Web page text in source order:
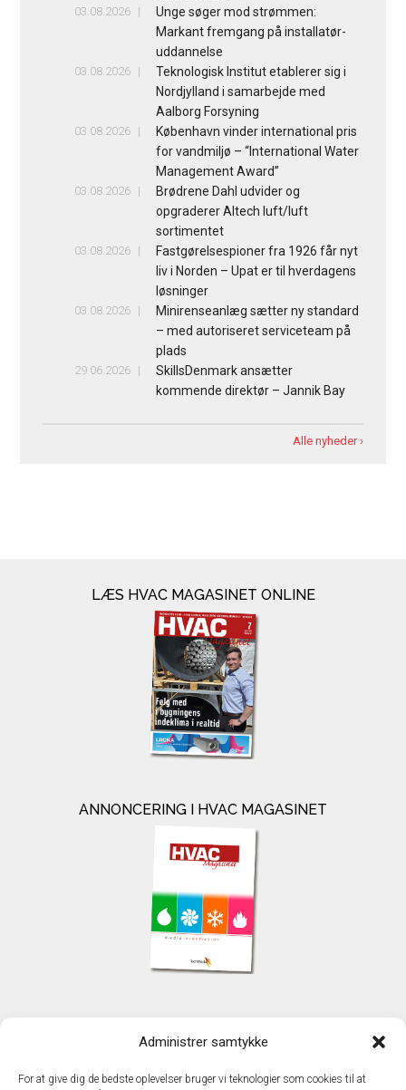
Administrer samtykke
For at give dig de bedste oplevelser bruger vi teknologier som cookies til at
03.08.2026
Unge søger mod strømmen:
Markant fremgang på installatør-
uddannelse
03.08.2026
Teknologisk Institut etablerer sig i
Nordjylland i samarbejde med
Aalborg Forsyning
03.08.2026
København vinder international pris
for vandmiljø – “International Water
Management Award”
03.08.2026
Brødrene Dahl udvider og
opgraderer Altech luft/luft
sortimentet
03.08.2026
Fastgørelsespioner fra 1926 får nyt
liv i Norden – Upat er til hverdagens
løsninger
03.08.2026
Minirenseanlæg sætter ny standard
– med autoriseret serviceteam på
plads
29.06.2026
SkillsDenmark ansætter
kommende direktør – Jannik Bay
Alle nyheder ›
LÆS HVAC MAGASINET ONLINE
ANNONCERING I HVAC MAGASINET
TechMedia A/S